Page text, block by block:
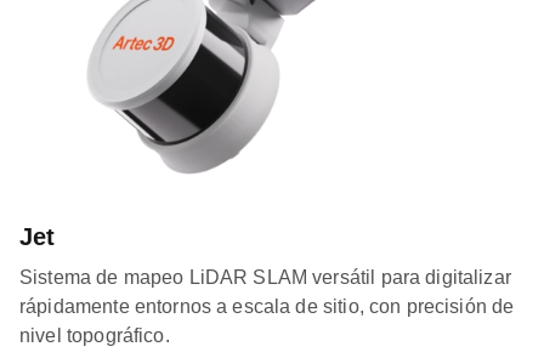
Jet
Sistema de mapeo LiDAR SLAM versátil para digitalizar
rápidamente entornos a escala de sitio, con precisión de
nivel topográfico.